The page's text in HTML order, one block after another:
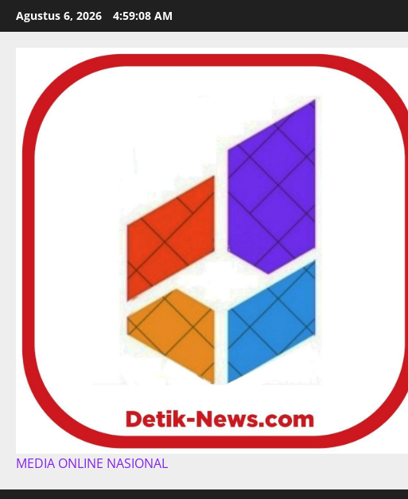
Skip
to
Agustus 6, 2026 4:59:09 AM
MEDIA ONLINE NASIONAL